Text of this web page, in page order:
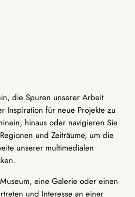
die Spuren unserer Arbeit
Inspiration für neue Projekte zu
hinaus oder navigieren Sie
und Zeiträume, um die
unserer multimedialen
eine Galerie oder einen
und Interesse an einer